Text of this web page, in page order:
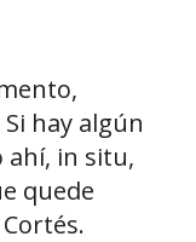
hay algún
ahí, in situ,
quede